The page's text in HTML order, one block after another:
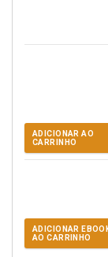
ADICIONAR AO
CARRINHO
ADICIONAR
AO CARRINHO